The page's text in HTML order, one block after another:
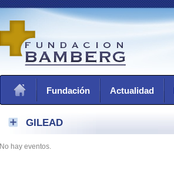
Fundación Actualidad
GILEAD
No hay eventos.